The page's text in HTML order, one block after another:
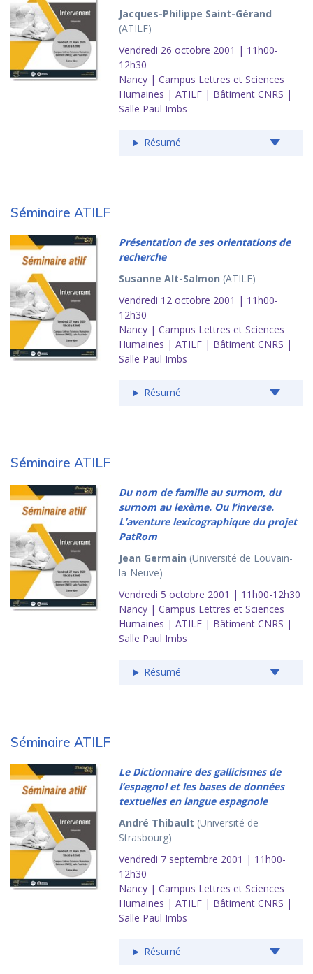
Jacques-Philippe Saint-Gérand
(ATILF)
Vendredi 26 octobre 2001 | 11h00-
12h30
Nancy | Campus Lettres et Sciences
Humaines | ATILF | Bâtiment CNRS |
Salle Paul Imbs
Résumé
Séminaire ATILF
Présentation de ses orientations de
recherche
Susanne Alt-Salmon (ATILF)
Vendredi 12 octobre 2001 | 11h00-
12h30
Nancy | Campus Lettres et Sciences
Humaines | ATILF | Bâtiment CNRS |
Salle Paul Imbs
Résumé
Séminaire ATILF
Du nom de famille au surnom, du
surnom au lexème. Ou l’inverse.
L’aventure lexicographique du projet
PatRom
Jean Germain (Université de Louvain-
la-Neuve)
Vendredi 5 octobre 2001 | 11h00-12h30
Nancy | Campus Lettres et Sciences
Humaines | ATILF | Bâtiment CNRS |
Salle Paul Imbs
Résumé
Séminaire ATILF
Le Dictionnaire des gallicismes de
l’espagnolet les bases de données
textuelles en langue espagnole
André Thibault (Université de
Strasbourg)
Vendredi 7 septembre 2001 | 11h00-
12h30
Nancy | Campus Lettres et Sciences
Humaines | ATILF | Bâtiment CNRS |
Salle Paul Imbs
Résumé